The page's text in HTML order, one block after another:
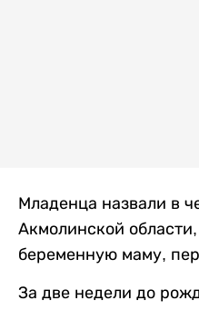
Младенца назвали в
Акмолинской
беременную маму,
За две недели до